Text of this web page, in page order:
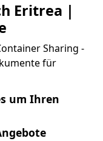
Eritrea |
Sharing -
für
um Ihren